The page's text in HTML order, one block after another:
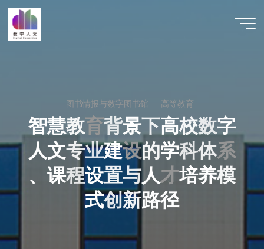
图书情报与数字图书馆 高等教育
智慧教育背景下高校数字
人文专业建设
设的学科体系
系
、 课程设置与人才
才培养模
式创新路径